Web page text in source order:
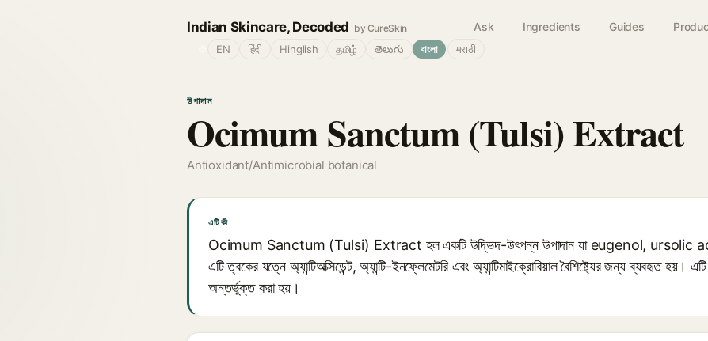
Indian Skincare, Decoded by CureSkin Ask Ingredients Guides
EN हिंदी Hinglish தமிழ் తెలుగు বাংলা मराठी
উপাদান
Ocimum Sanctum (Tulsi) Extract
Antioxidant/Antimicrobial botanical
এটি কী
Ocimum Sanctum (Tulsi) Extract হল একটি উদ্ভিদ-উৎপন্ন উপাদান যা eugenol, ursolic
এটি ত্বকের যত্নে অ্যান্টিঅক্সিডেন্ট, অ্যান্টি-ইনফ্লেমেটরি এবং অ্যান্টিমাইক্রোবিয়াল বৈশিষ্ট্যের জন্য ব্যবহৃত হয়।
অন্তর্ভুক্ত করা হয়।